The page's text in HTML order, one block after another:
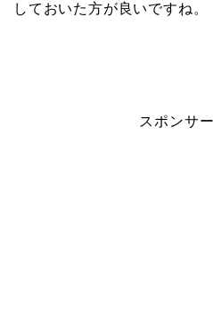
しておいた方が良いですね。
スポンサ